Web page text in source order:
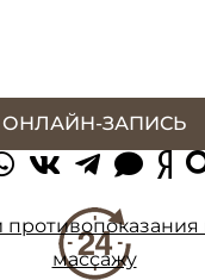
ОНЛАЙН-ЗАПИСЬ
противопоказания
массажу